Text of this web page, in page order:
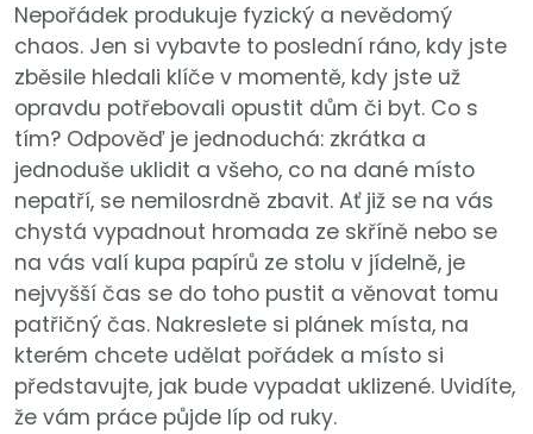
Nepořádek produkuje fyzický a nevědomý
chaos. Jen si vybavte to poslední ráno, kdy jste
zběsile hledali klíče v momentě, kdy jste už
opravdu potřebovali opustit dům či byt. Co s
tím? Odpověď je jednoduchá: zkrátka a
jednoduše uklidit a všeho, co na dané místo
nepatří, se nemilosrdně zbavit. Ať již se na vás
chystá vypadnout hromada ze skříně nebo se
na vás valí kupa papírů ze stolu v jídelně, je
nejvyšší čas se do toho pustit a věnovat tomu
patřičný čas. Nakreslete si plánek místa, na
kterém chcete udělat pořádek a místo si
představujte, jak bude vypadat uklizené. Uvidíte,
že vám práce půjde líp od ruky.